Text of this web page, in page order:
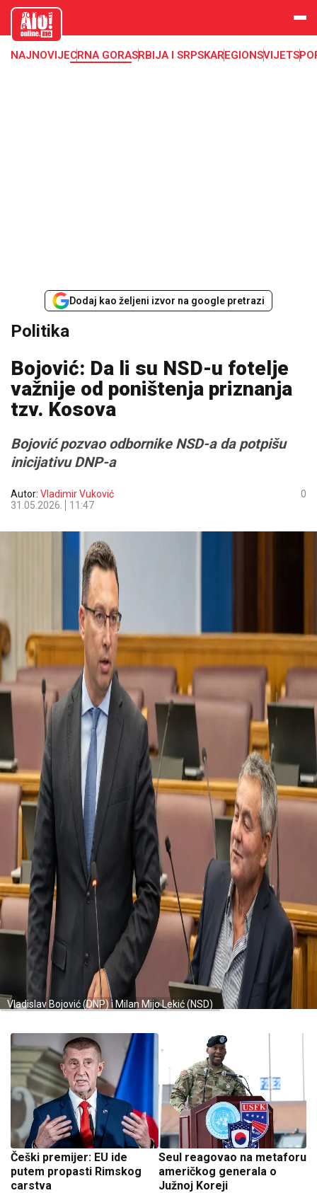
aloonline.
me
NAJNOVIJECRNA GORASRBIJA I SRPSKAREGIONSVIJET
Dodaj kao željeni izvor na google pretrazi
Politika
Bojović: Da li su NSD-u fotelje
važnije od poništenja priznanja
tzv. Kosova
Bojović pozvao odbornike NSD-a da potpišu
inicijativu DNP-a
Autor: Vladimir Vuković
31.05.2026.
11:47
0
Vladislav Bojović (DNP) i Milan Mijo Lekić (NSD)
Češki premijer: EU ide
putem propasti Rimskog
carstva
Seul reagovao na metaforu
američkog generala o
Južnoj Koreji